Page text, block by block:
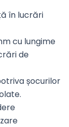
în lucrări
cu lungime
de
șocurilor